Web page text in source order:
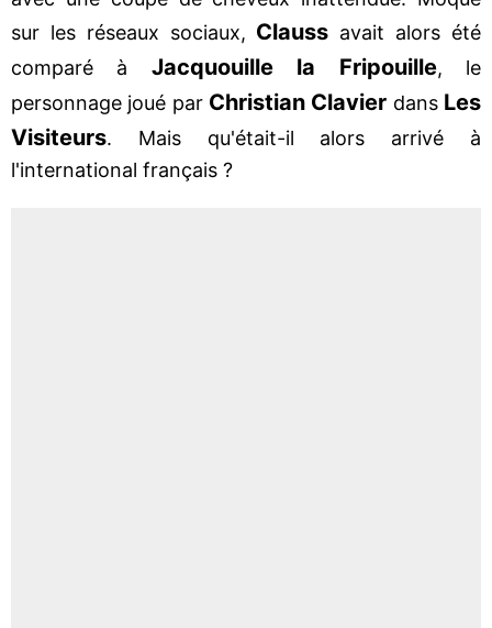
sur les réseaux sociaux, Clauss avait alors été
comparé à Jacquouille la Fripouille, le
personnage joué par Christian Clavier dans Les
Visiteurs. Mais qu'était-il alors arrivé à
l'international français ?